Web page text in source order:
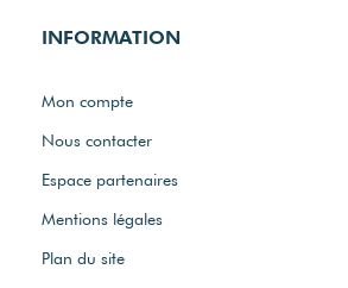
INFORMATION
Mon compte
Nous contacter
Espace partenaires
Mentions légales
Plan du site